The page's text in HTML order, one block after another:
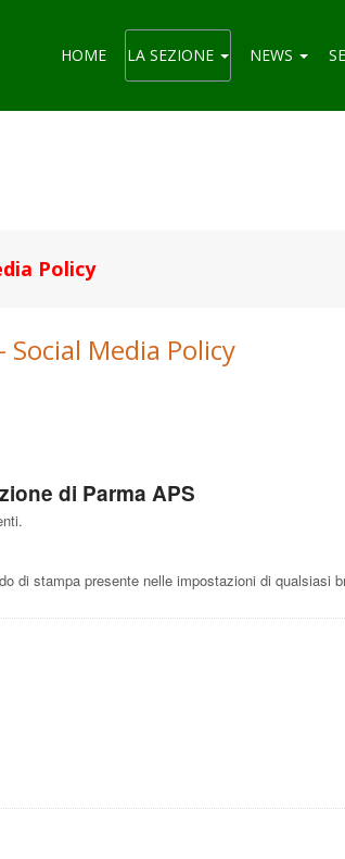
HOME LA SEZIONE NEWS
Policy
Media Policy
di Parma APS
di stampa presente nelle impostazioni di qualsiasi